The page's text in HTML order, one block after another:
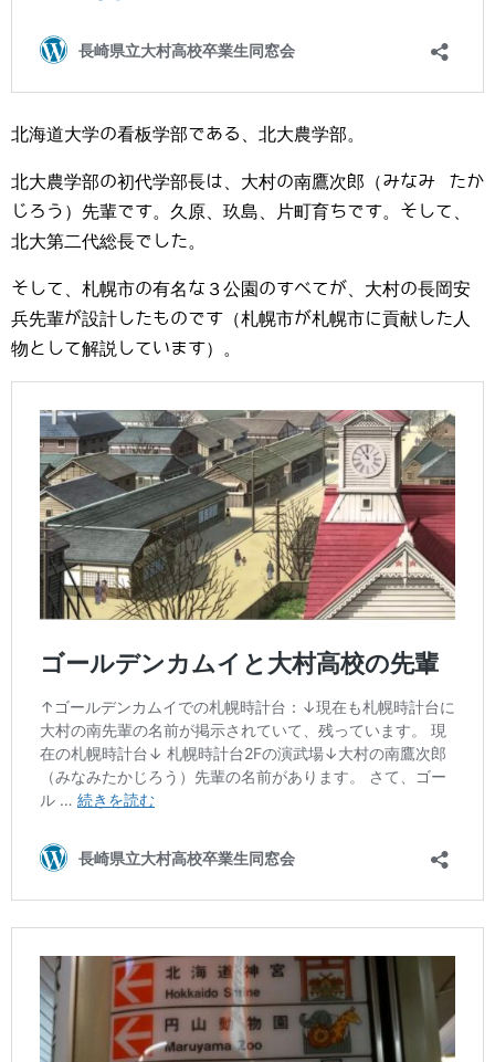
北海道大学の看板学部である、北大農学部。
北大農学部の初代学部長は、大村の南鷹次郎（みなみ たか
じろう）先輩です。久原、玖島、片町育ちです。そして、
北大第二代総長でした。
そして、札幌市の有名な３公園のすべてが、大村の長岡安
兵先輩が設計したものです（札幌市が札幌市に貢献した人
物として解説しています）。